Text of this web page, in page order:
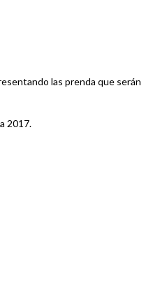
las prenda que serán
2017.